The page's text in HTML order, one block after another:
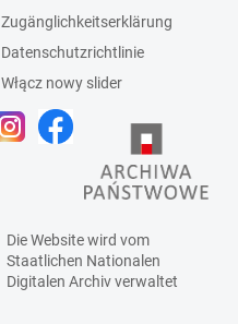
Zugänglichkeitserklärung
Datenschutzrichtlinie
Włącz nowy slider
Die Website wird vom
Staatlichen Nationalen
Digitalen Archivverwaltet